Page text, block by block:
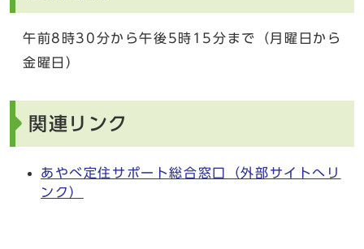
午前8時30分から午後5時15分まで（月曜日から
金曜日）
関連リンク
あやべ定住サポート総合窓口（外部サイトへリ
ンク）